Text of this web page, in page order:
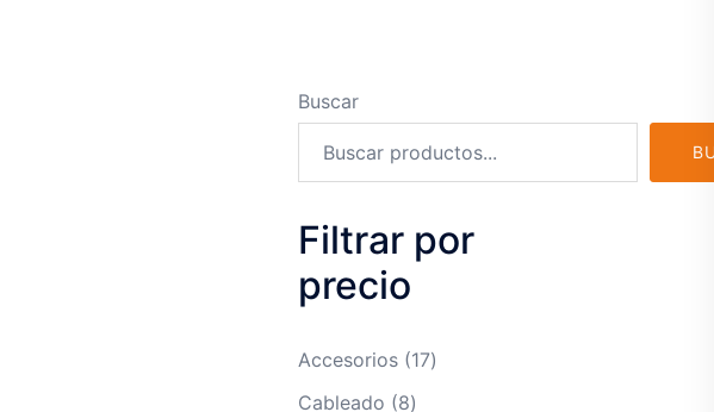
Buscar
Filtrar por
precio
Accesorios 1717
Cableado 88